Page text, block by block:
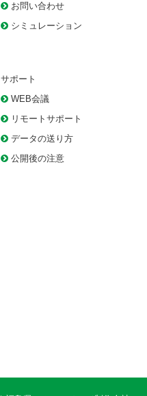
お問い合わせ
シミュレーション
サポート
WEB会議
リモートサポート
データの送り方
公開後の注意